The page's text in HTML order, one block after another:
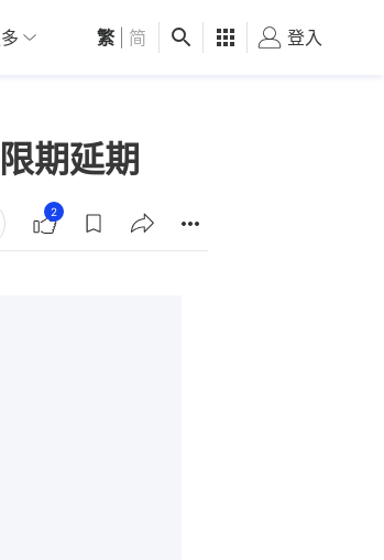
01深圳 觀點 健康 好食玩飛
繁 简 登入
期延期
2